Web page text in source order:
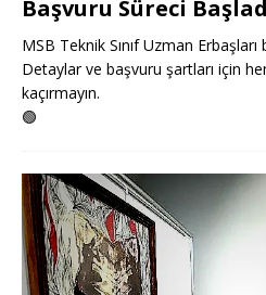
Başvuru Süreci
MSB Teknik Sınıf Uzman
Detaylar ve başvuru şartları için
kaçırmayın.
🟢